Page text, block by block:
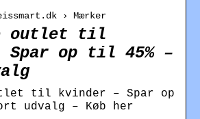
› Mærker
outlet til
Spar op til 45% –
til kvinder – Spar op
udvalg – Køb her